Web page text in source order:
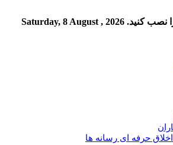
نصب کنید. Saturday, 8 August , 2026
اخلاق حرفه ای رسانه ها